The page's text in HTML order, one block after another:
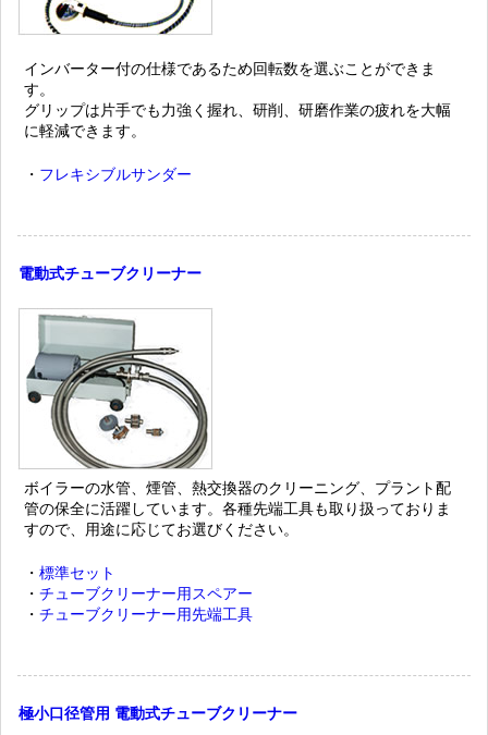
インバーター付の仕様であるため回転数を選ぶことができま
す。
グリップは片手でも力強く握れ、研削、研磨作業の疲れを大幅
に軽減できます。
・ フレキシブルサンダー
電動式チューブクリーナー
ボイラーの水管、煙管、熱交換器のクリーニング、プラント配
管の保全に活躍しています。各種先端工具も取り扱っておりま
すので、用途に応じてお選びください。
・標準セット
・チューブクリーナー用スペアー
・チューブクリーナー用先端工具
極小口径管用 電動式チューブクリーナー